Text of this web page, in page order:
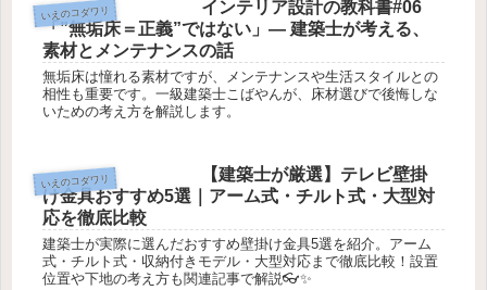
いえのコダワリ
インテリア設計の教科書#06
「”無垢床＝正義”ではない」― 建築士が考える、
素材とメンテナンスの話
無垢床は憧れる素材ですが、メンテナンスや生活スタイルとの
相性も重要です。一級建築士こばやんが、床材選びで後悔しな
いための考え方を解説します。
いえのコダワリ
【建築士が厳選】テレビ壁掛
け金具おすすめ5選｜アーム式・チルト式・大型対
応を徹底比較
建築士が実際に選んだおすすめ壁掛け金具5選を紹介。アーム
式・チルト式・収納付きモデル・大型対応まで徹底比較！設置
位置や下地の考え方も関連記事で解説👓✨